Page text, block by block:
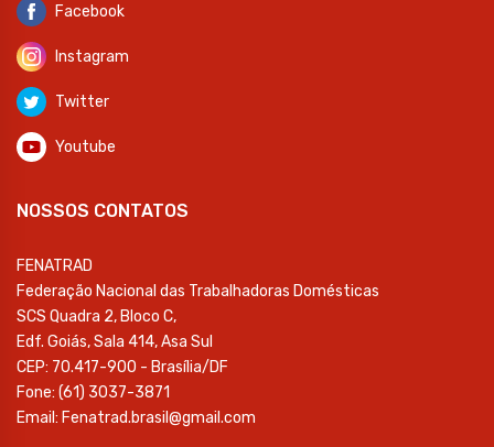
Facebook
Instagram
Twitter
Youtube
NOSSOS CONTATOS
FENATRAD
Federação Nacional das Trabalhadoras Domésticas
SCS Quadra 2, Bloco C,
Edf. Goiás, Sala 414, Asa Sul
CEP: 70.417-900 - Brasília/DF
Fone: (61) 3037-3871
Email: Fenatrad.brasil@gmail.com